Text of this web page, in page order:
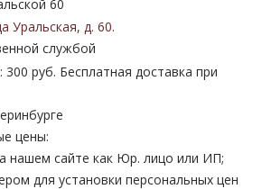
60
Уральская, д. 60.
службой
руб. Бесплатная доставка при
цены:
нашем сайте как Юр. лицо или ИП;
для установки персональных цен